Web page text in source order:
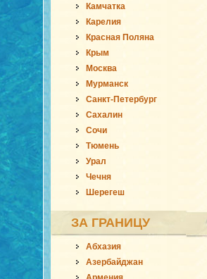
Камчатка
Карелия
Красная Поляна
Крым
Москва
Мурманск
Санкт-Петербург
Сахалин
Сочи
Тюмень
Урал
Чечня
Шерегеш
ЗА ГРАНИЦУ
Абхазия
Азербайджан